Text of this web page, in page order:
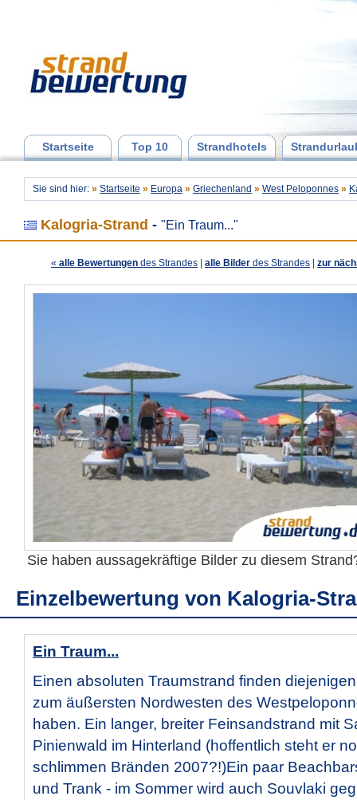
Startseite Top 10 Strandhotels
Sie sind hier: » Startseite » Europa » Griechenland » West Peloponnes »
Kalogria-Strand - "Ein Traum..."
« alle Bewertungen des Strandes alle Bilder des Strandes zur
Sie haben aussagekräftige Bilder zu diesem
Einzelbewertung von Kalogria-
Ein Traum...
Einen absoluten Traumstrand finden
zum äußersten Nordwesten des
haben. Ein langer, breiter Feinsandstrand mit
Pinienwald im Hinterland (hoffentlich steht er
schlimmen Bränden 2007?!)Ein paar
und Trank - im Sommer wird auch Souvlaki